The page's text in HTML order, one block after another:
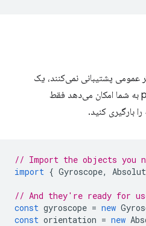
در دسترس است. polyfill به شما امکان می‌دهد فقط
بارگیری کنید.
// Import the objects you
import { Gyroscope,
// And they're ready for
const gyroscope = new
const orientation = new